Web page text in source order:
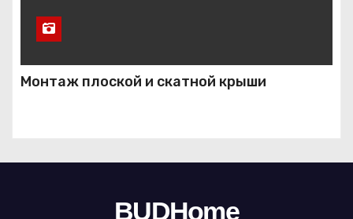
Монтаж плоской и скатной крыши
BUDHome